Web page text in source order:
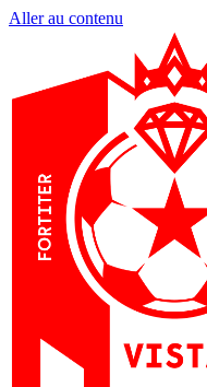
Aller au contenu